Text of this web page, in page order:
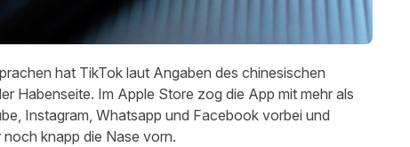
hat TikTok laut Angaben des chinesischen
Habenseite. Im Apple Store zog die App mit mehr als
Instagram, Whatsapp und Facebook vorbei und
knapp die Nase vorn.